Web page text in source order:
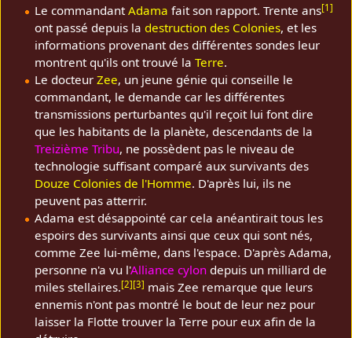
Le commandantAdama fait son rapport. Trente ans[1 ]
ont passé depuis la destruction des Colonies, et les
informations provenant des différentes sondes leur
montrent qu'ils ont trouvé la Terre.
Le docteur Zee, un jeune génie qui conseille le
commandant, le demande car les différentes
transmissions perturbantes qu'il reçoit lui font dire
que les habitants de la planète, descendants de la
Treizième Tribu, ne possèdent pas le niveau de
technologie suffisant comparé aux survivants des
Douze Colonies de l'Homme. D'après lui, ils ne
peuvent pas atterrir.
Adama est désappointé car cela anéantirait tous les
espoirs des survivants ainsi que ceux qui sont nés,
comme Zee lui-même, dans l'espace. D'après Adama,
personne n'a vu l'Alliance cylondepuis un milliard de
miles stellaires.[2][3] mais Zee remarque que leurs
ennemis n'ont pas montré le bout de leur nez pour
laisser la Flotte trouver la Terre pour eux afin de la